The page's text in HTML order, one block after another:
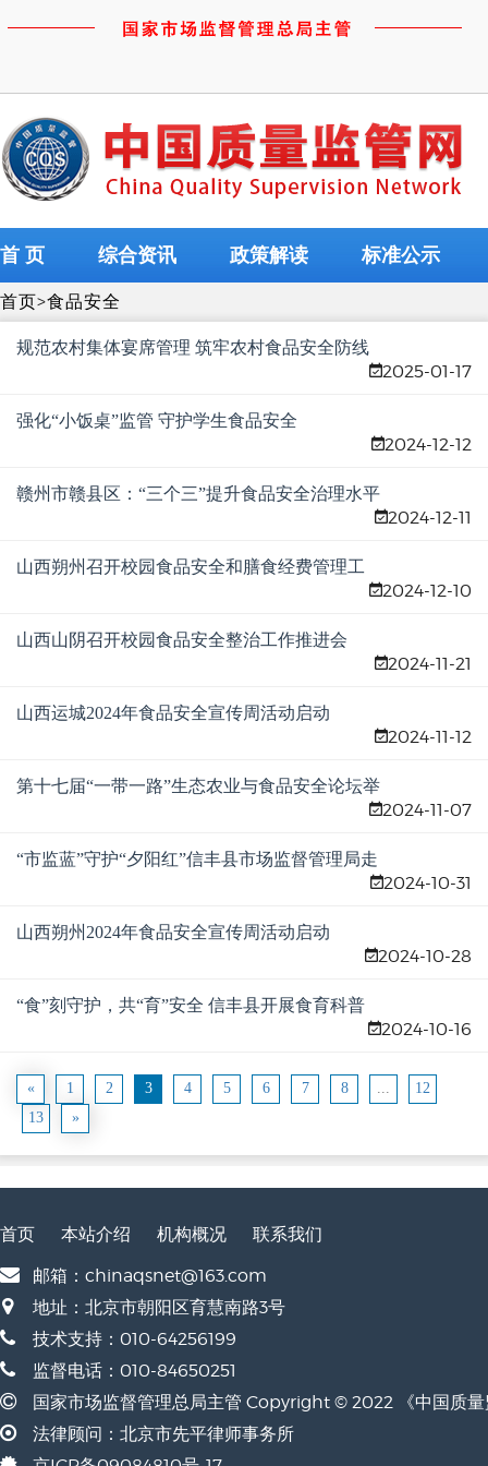
首 页 综合资讯 政策解读 标准公示
首页>食品安全
规范农村集体宴席管理 筑牢农村食品安全防线
2025-01-17
强化“小饭桌”监管 守护学生食品安全
2024-12-12
赣州市赣县区：“三个三”提升食品安全治理水平
2024-12-11
山西朔州召开校园食品安全和膳食经费管理工
2024-12-10
山西山阴召开校园食品安全整治工作推进会
2024-11-21
山西运城2024年食品安全宣传周活动启动
2024-11-12
第十七届“一带一路”生态农业与食品安全论坛举
2024-11-07
“市监蓝”守护“夕阳红”信丰县市场监督管理局走
2024-10-31
山西朔州2024年食品安全宣传周活动启动
2024-10-28
“食”刻守护，共“育”安全 信丰县开展食育科普
2024-10-16
« 1 2 3 4 5 6 7 8 ...
12
13
»
首页 本站介绍 机构概况
联系我们
邮箱：chinaqsnet@163.com
地址：北京市朝阳区育慧南路3号
技术支持：010-64256199
监督电话：010-84650251
国家市场监督管理总局主管 Copyright © 2022 《中国质
法律顾问：北京市先平律师事务所